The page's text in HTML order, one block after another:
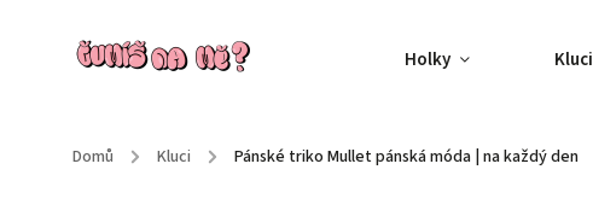
Holky Kluci
Domů / Kluci / Pánské triko Mullet pánská móda | na každý den